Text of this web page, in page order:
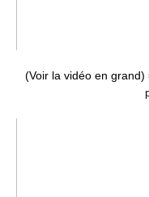
(Voir la vidéo en grand)